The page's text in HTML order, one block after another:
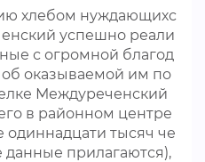
хлебом нуждающихс
успешно реали
с огромной благод
оказываемой им по
Междуреченский
в районном центре
одиннадцати тысяч че
данные прилагаются),